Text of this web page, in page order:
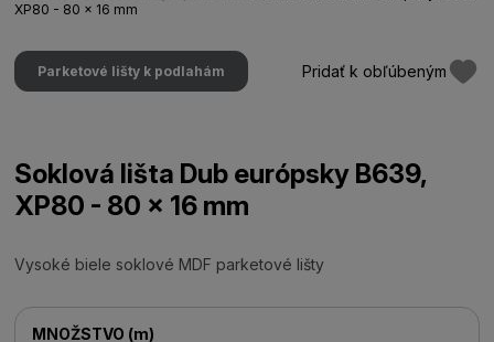
XP80 - 80 x 16 mm
Parketové lišty k podlahám Pridať k obľúbeným
Soklová lišta Dub európsky B639,
XP80 - 80 x 16 mm
Vysoké biele soklové MDF parketové lišty
MNOŽSTVO (m)